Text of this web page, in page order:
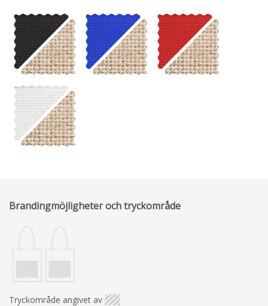
Brandingmöjligheter och tryckområde
Tryckområde angivet av